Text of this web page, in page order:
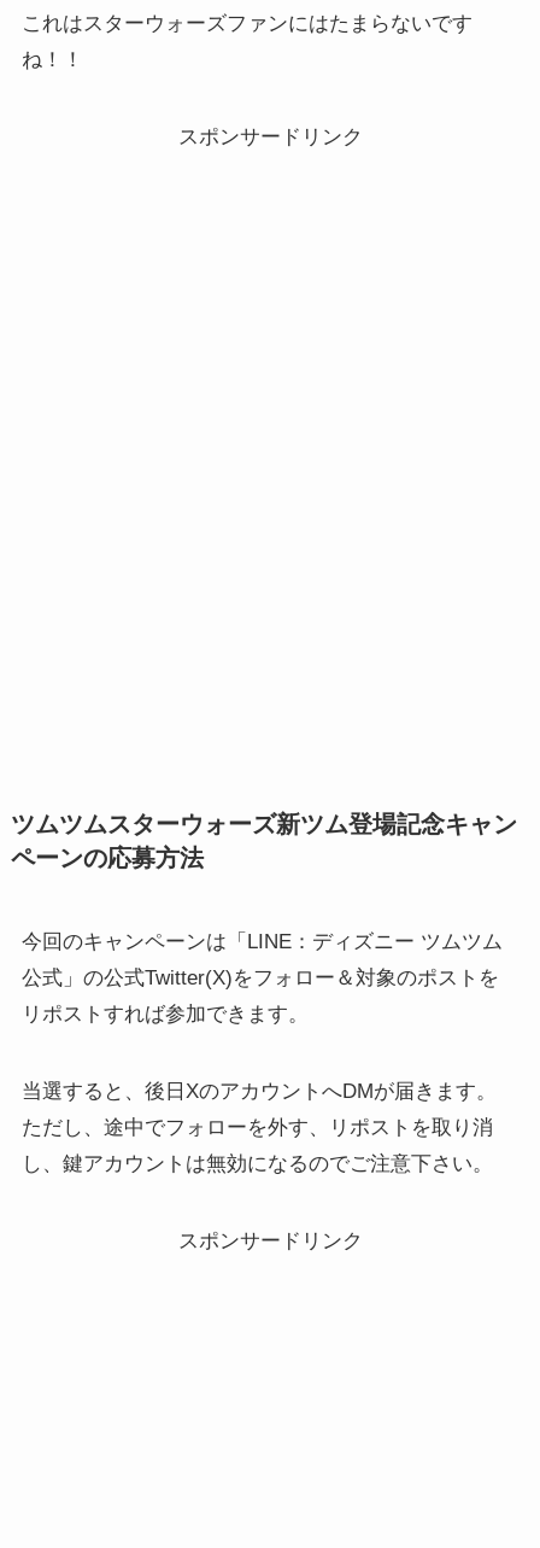
これはスターウォーズファンにはたまらないです
ね！！
スポンサードリンク
ツムツムスターウォーズ新ツム登場記念キャン
ペーンの応募方法
今回のキャンペーンは「LINE：ディズニー ツムツム
公式」の公式Twitter(X)をフォロー＆対象のポストを
リポストすれば参加できます。
当選すると、後日XのアカウントへDMが届きます。
ただし、途中でフォローを外す、リポストを取り消
し、鍵アカウントは無効になるのでご注意下さい。
スポンサードリンク